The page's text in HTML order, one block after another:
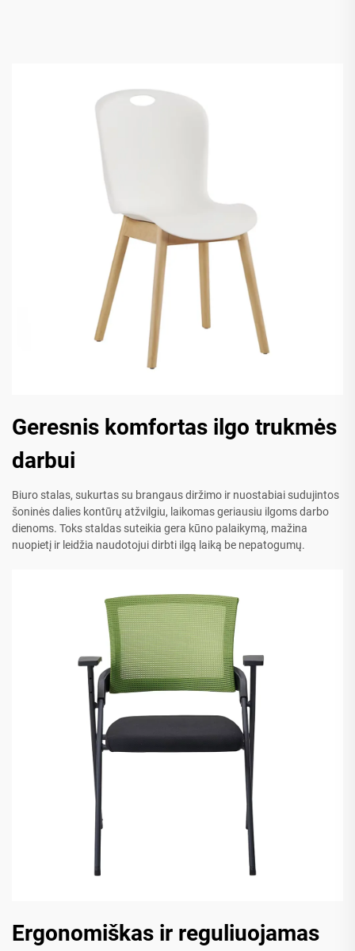
Geresnis komfortas ilgo trukmės
darbui
Biuro stalas, sukurtas su brangaus diržimo ir nuostabiai sudujintos
šoninės dalies kontūrų atžvilgiu, laikomas geriausiu ilgoms darbo
dienoms. Toks staldas suteikia gera kūno palaikymą, mažina
nuopietį ir leidžia naudotojui dirbti ilgą laiką be nepatogumų.
Ergonomiškas ir reguliuojamas